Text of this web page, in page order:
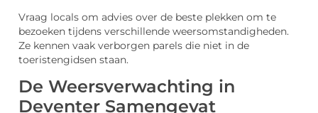
Vraag locals om advies over de beste plekken om te
bezoeken tijdens verschillende weersomstandigheden.
Ze kennen vaak verborgen parels die niet in de
toeristengidsen staan.
De Weersverwachting in
Deventer Samengevat